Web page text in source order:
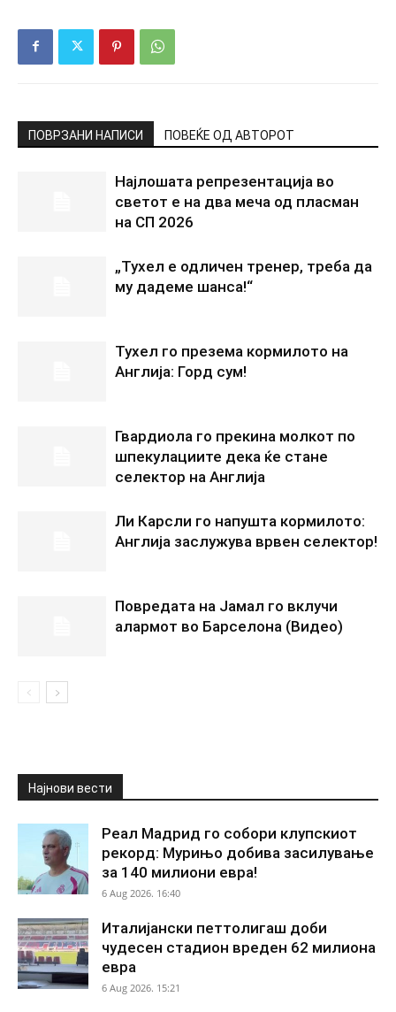
ПОВРЗАНИ НАПИСИ ПОВЕЌЕ ОД АВТОРОТ
Најлошата репрезентација во
светот е на два меча од пласман
на СП 2026
„Тухел е одличен тренер, треба да
му дадеме шанса!“
Тухел го презема кормилото на
Англија: Горд сум!
Гвардиола го прекина молкот по
шпекулациите дека ќе стане
селектор на Англија
Ли Карсли го напушта кормилото:
Англија заслужува врвен селектор!
Повредата на Јамал го вклучи
алармот во Барселона (Видео)
Најнови вести
Реал Мадрид го собори клупскиот
рекорд: Мурињо добива засилување
за 140 милиони евра!
6 Aug 2026. 16:40
Италијански петтолигаш доби
чудесен стадион вреден 62 милиона
евра
6 Aug 2026. 15:21